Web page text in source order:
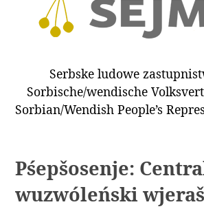
DARY
WÓTPÓSŁAŃCY
HUBĚRKI
Serbske ludowe
Sorbische/wendische
Sorbian/Wendish People’s
Pśepšosenje:
wuzwóleński